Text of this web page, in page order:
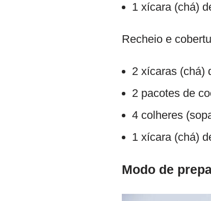
1 xícara (chá)
Recheio e
2 xícaras (chá)
2 pacotes de
4 colheres
1 xícara (chá)
Modo de